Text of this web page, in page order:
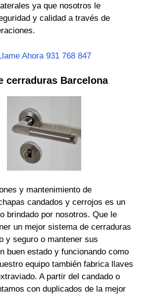
ya que nosotros le
y calidad a través de
Ahora 931 768 847
cerraduras Barcelona
y mantenimiento de
candados y cerrojos es un
brindado por nosotros. Que le
un mejor sistema de cerraduras
y seguro o mantener sus
buen estado y funcionando como
equipo también fabrica llaves
A partir del candado o
con duplicados de la mejor